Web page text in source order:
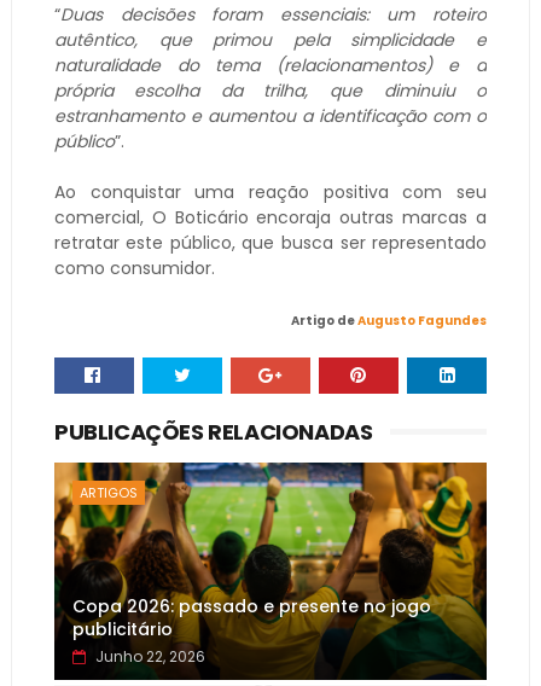
“Duas decisões foram essenciais: um roteiro
autêntico, que primou pela simplicidade e
naturalidade do tema (relacionamentos) e a
própria escolha da trilha, que diminuiu o
estranhamento e aumentou a identificação com o
público”.
Ao conquistar uma reação positiva com seu
comercial, O Boticário encoraja outras marcas a
retratar este público, que busca ser representado
como consumidor.
Artigo deAugusto Fagundes
PUBLICAÇÕES RELACIONADAS
ARTIGOS
Copa 2026: passado e presente no jogo
publicitário
Junho 22, 2026